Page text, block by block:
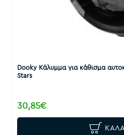
Dooky Κάλυμμα για κάθισμα
Stars
30,85€